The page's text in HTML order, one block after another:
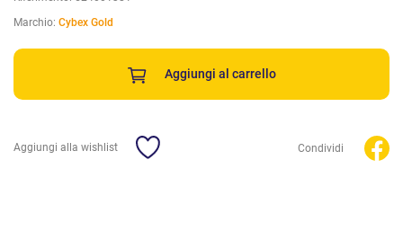
Marchio: Cybex Gold
Aggiungi al carrello
Aggiungi alla wishlist Condividi